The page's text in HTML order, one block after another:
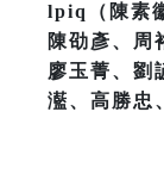
lpiq（陳素
陳劭彥、周
廖玉菁、劉
灆、高勝忠